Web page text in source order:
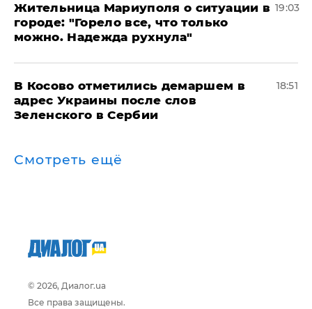
Жительница Мариуполя о ситуации в
городе: "Горело все, что только
можно. Надежда рухнула"
19:03
В Косово отметились демаршем в
адрес Украины после слов
Зеленского в Сербии
18:51
Смотреть ещё
© 2026, Диалог.ua
Все права защищены.